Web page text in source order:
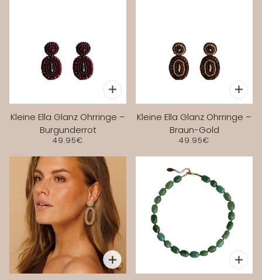
Kleine Ella Glanz Ohrringe –
Burgunderrot
49.95€
Kleine Ella Glanz Ohrringe –
Braun-Gold
49.95€